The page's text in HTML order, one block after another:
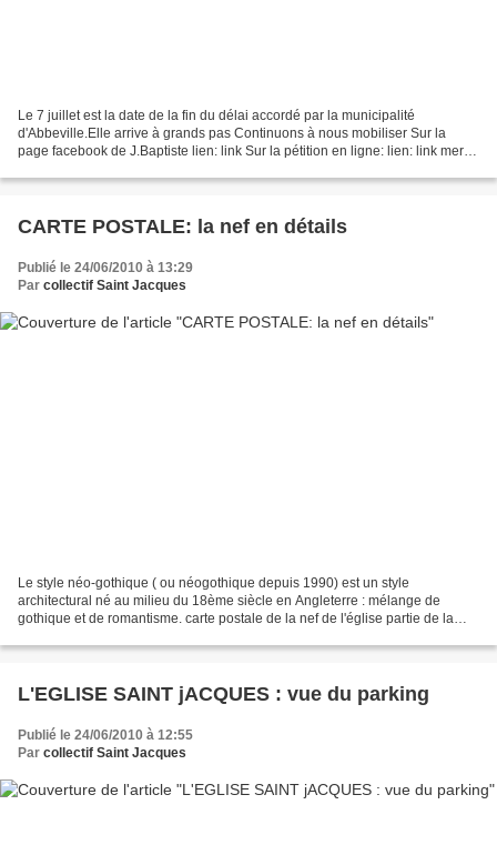
Le 7 juillet est la date de la fin du délai accordé par la municipalité
d'Abbeville.Elle arrive à grands pas Continuons à nous mobiliser Sur la
page facebook de J.Baptiste lien: link Sur la pétition en ligne: lien: link merci
CARTE POSTALE: la nef en détails
Publié le 24/06/2010 à 13:29
Par collectif Saint Jacques
Le style néo-gothique ( ou néogothique depuis 1990) est un style
architectural né au milieu du 18ème siècle en Angleterre : mélange de
gothique et de romantisme. carte postale de la nef de l'église partie de la
L'EGLISE SAINT jACQUES : vue du parking
Publié le 24/06/2010 à 12:55
Par collectif Saint Jacques